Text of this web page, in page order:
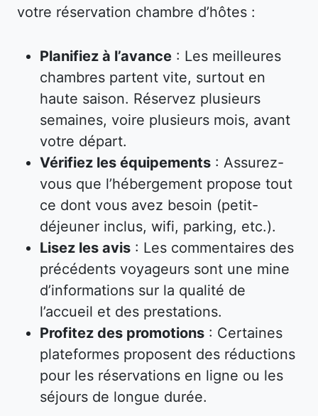
votre réservation chambre d’hôtes :
Planifiez à l’avance : Les meilleures
chambres partent vite, surtout en
haute saison. Réservez plusieurs
semaines, voire plusieurs mois, avant
votre départ.
Vérifiez les équipements : Assurez-
vous que l’hébergement propose tout
ce dont vous avez besoin (petit-
déjeuner inclus, wifi, parking, etc.).
Lisez les avis : Les commentaires des
précédents voyageurs sont une mine
d’informations sur la qualité de
l’accueil et des prestations.
Profitez des promotions : Certaines
plateformes proposent des réductions
pour les réservations en ligne ou les
séjours de longue durée.